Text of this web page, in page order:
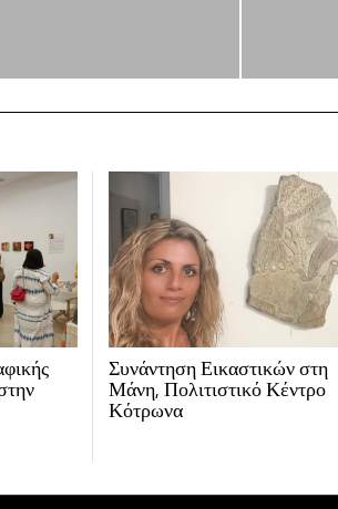
Συνάντηση Εικαστικών στη
Μάνη, Πολιτιστικό Κέντρο
Κότρωνα